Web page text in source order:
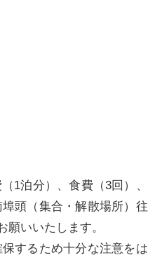
1泊分）、食費（3回）、
頭（集合・解散場所）往
いいたします。
するため十分な注意をは